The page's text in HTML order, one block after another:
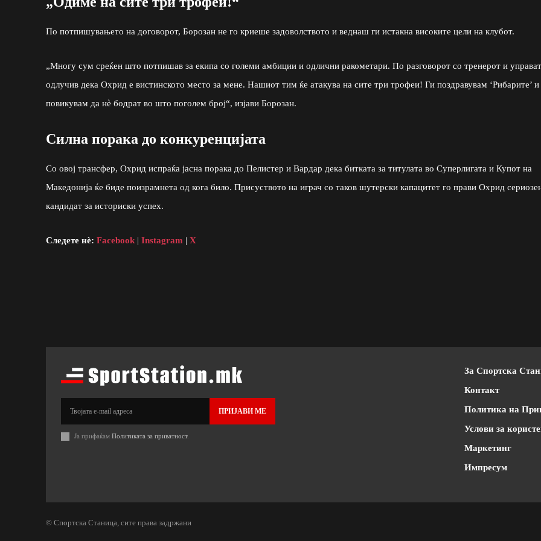
По потпишувањето на договорот, Борозан не го криеше задоволството и веднаш ги истакна високите цели на клубот.
„Многу сум среќен што потпишав за екипа со големи амбиции и одлични ракометари. По разговорот со тренерот и
одлучив дека Охрид е вистинското место за мене. Нашиот тим ќе атакува на сите три трофеи! Ги поздравувам ‘Рибарите’ и
повикувам да нè бодрат во што поголем број“, изјави Борозан.
Силна порака до конкуренцијата
Со овој трансфер, Охрид испраќа јасна порака до Пелистер и Вардар дека битката за титулата во Суперлигата и Купот на
Македонија ќе биде поизрамнета од кога било. Присуството на играч со таков шутерски капацитет го прави Охрид
кандидат за историски успех.
Следете нè: Facebook | Instagram | X
ПРИЈАВИ МЕ
Ја прифаќам Политиката за приватност.
За Спортска
Контакт
Политика на
Услови за
Маркетинг
Импресум
© Спортска Станица, сите права задржани